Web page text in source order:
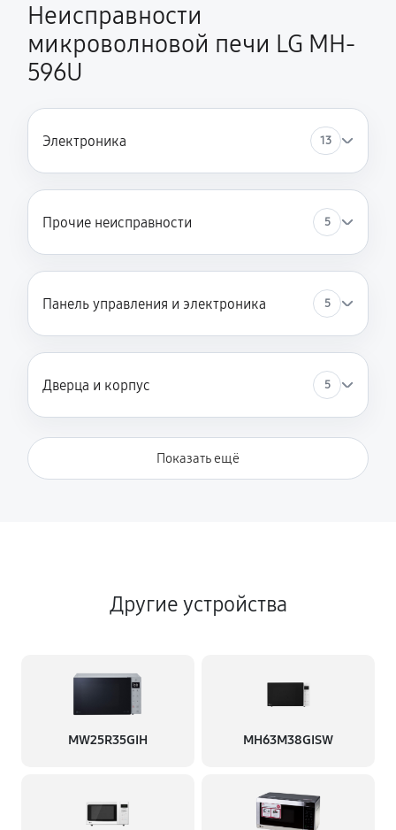
Неисправности
микроволновой печи LG MH-
596U
Электроника 13
Прочие неисправности 5
Панель управления и электроника 5
Дверца и корпус 5
Показать ещё
Другие устройства
MW25R35GIH MH63M38GISW